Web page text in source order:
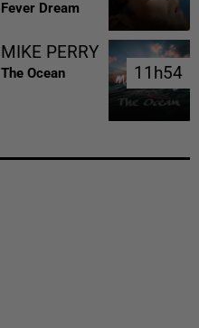
Fever Dream
MIKE PERRY
The Ocean 11h54
11h54